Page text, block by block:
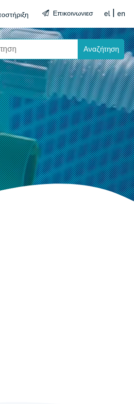
Επικοινωνιεσ el en
Αναζήτηση